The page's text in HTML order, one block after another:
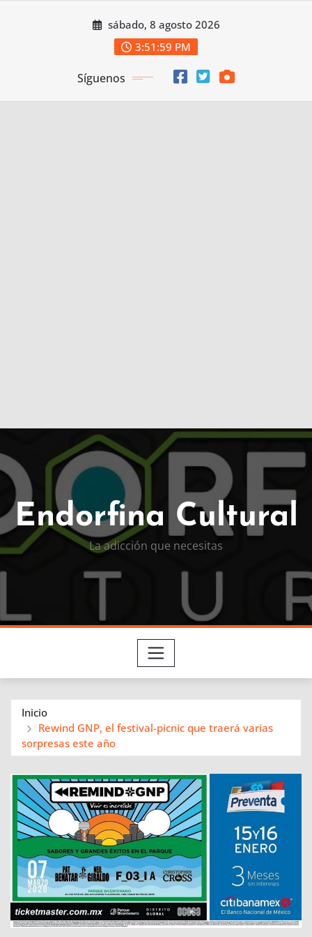
sábado, 8 agosto 2026
3:51:59 PM
Síguenos
Endorfina Cultural
La adicción que necesitas
Inicio
Rewind GNP, el festival-picnic que traerá varias
sorpresas este año